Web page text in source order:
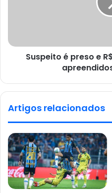
Suspeito é preso e
Artigos relacionados